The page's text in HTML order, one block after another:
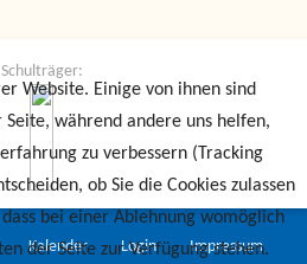
Schulträger:
Kalender Login Impressum
Website. Einige von ihnen sind
während andere uns helfen,
zu verbessern (Tracking
ob Sie die Cookies zulassen
bei einer Ablehnung womöglich
der Seite zur Verfügung stehen.